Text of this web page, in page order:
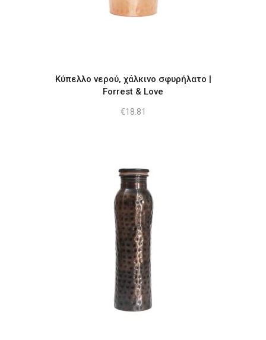
Κύπελλο νερού, χάλκινο σφυρήλατο |
Forrest & Love
€18.81